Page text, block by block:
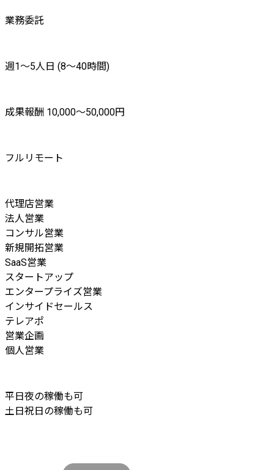
業務委託
週1〜5人日 (8〜40時間)
成果報酬 10,000〜50,000円
フルリモート
代理店営業
法人営業
コンサル営業
新規開拓営業
SaaS営業
スタートアップ
エンタープライズ営業
インサイドセールス
テレアポ
営業企画
個人営業
平日夜の稼働も可
土日祝日の稼働も可